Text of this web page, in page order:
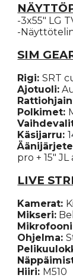
-3x55" LG
-
SIM
Rigi:SRT
Ajotuoli:
Polkimet:
Käsijarru:
pro + 15" JL
LIVE
Kamerat:
Mikseri:
Ohjelma:
Hiiri: M510